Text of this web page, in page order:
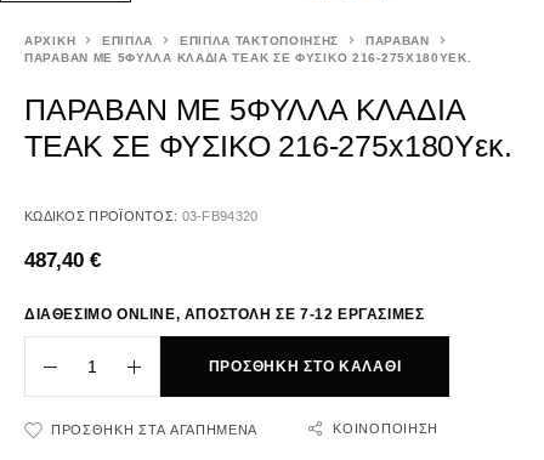
ΑΡΧΙΚΉ ΕΠΙΠΛΑ ΕΠΙΠΛΑ ΤΑΚΤΟΠΟΙΗΣΗΣ
ΠΑΡΑΒΑΝ
ΠΑΡΑΒΑΝ ΜΕ 5ΦΥΛΛΑ ΚΛΑΔΙΑ ΤΕΑΚ ΣΕ ΦΥΣΙΚΟ 216-275X180YΕΚ.
ΠΑΡΑΒΑΝ ΜΕ 5ΦΥΛΛΑ ΚΛΑΔΙΑ
ΤΕΑΚ ΣΕ ΦΥΣΙΚΟ 216-275x180Yεκ.
ΚΩΔΙΚΌΣ ΠΡΟΪΌΝΤΟΣ: 03-FB94320
487,40 €
ΔΙΑΘΕΣΙΜΟ ONLINE, ΑΠΟΣΤΟΛΗ ΣΕ 7-12 ΕΡΓΑΣΙΜΕΣ
ΠΡΟΣΘΉΚΗ ΣΤΟ ΚΑΛΆΘΙ
ΠΡΟΣΘΉΚΗ ΣΤΑ ΑΓΑΠΗΜΈΝΑ ΚΟΙΝΟΠΟΊΗΣΗ